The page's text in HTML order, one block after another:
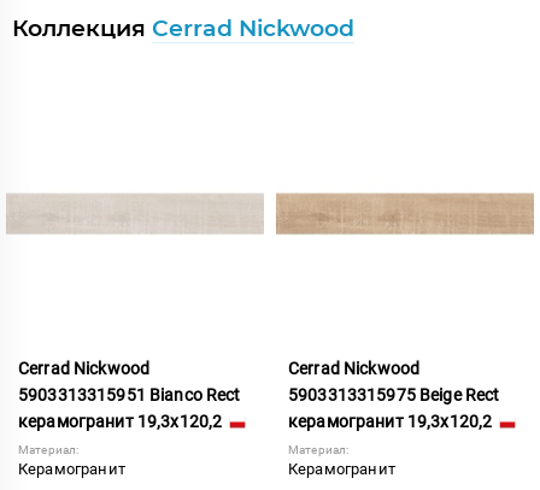
Коллекция Cerrad Nickwood
Cerrad Nickwood
5903313315951 Bianco Rect
керамогранит 19,3x120,2
Материал:
Керамогранит
Cerrad Nickwood
5903313315975 Beige Rect
керамогранит 19,3x120,2
Материал:
Керамогранит